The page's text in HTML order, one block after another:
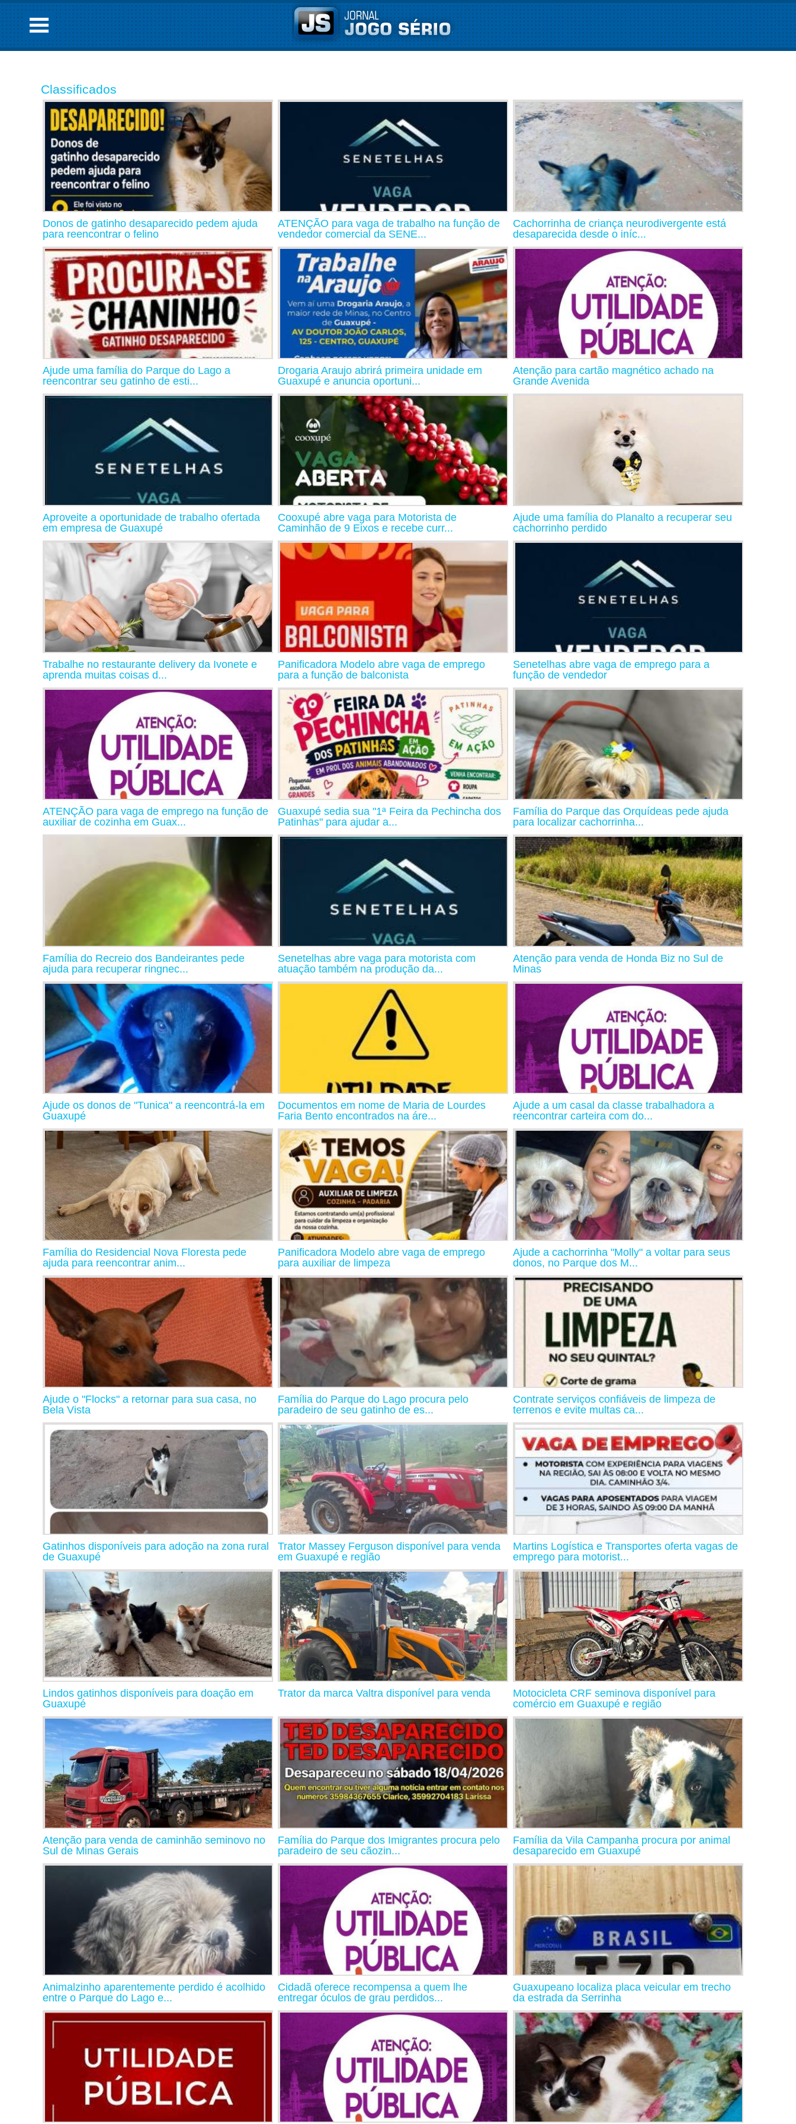
Classificados
Donos de gatinho desaparecido pedem ajuda
para reencontrar o felino
ATENÇÃO para vaga de trabalho na função de
vendedor comercial da SENE...
Cachorrinha de criança neurodivergente está
desaparecida desde o iníc...
Ajude uma família do Parque do Lago a
reencontrar seu gatinho de esti...
Drogaria Araujo abrirá primeira unidade em
Guaxupé e anuncia oportuni...
Atenção para cartão magnético achado na
Grande Avenida
Aproveite a oportunidade de trabalho ofertada
em empresa de Guaxupé
Cooxupé abre vaga para Motorista de
Caminhão de 9 Eixos e recebe curr...
Ajude uma família do Planalto a recuperar seu
cachorrinho perdido
Trabalhe no restaurante delivery da Ivonete e
aprenda muitas coisas d...
Panificadora Modelo abre vaga de emprego
para a função de balconista
Senetelhas abre vaga de emprego para a
função de vendedor
ATENÇÃO para vaga de emprego na função de
auxiliar de cozinha em Guax...
Guaxupé sedia sua "1ª Feira da Pechincha dos
Patinhas" para ajudar a...
Família do Parque das Orquídeas pede ajuda
para localizar cachorrinha...
Família do Recreio dos Bandeirantes pede
ajuda para recuperar ringnec...
Senetelhas abre vaga para motorista com
atuação também na produção da...
Atenção para venda de Honda Biz no Sul de
Minas
Ajude os donos de "Tunica" a reencontrá-la em
Guaxupé
Documentos em nome de Maria de Lourdes
Faria Bento encontrados na áre...
Ajude a um casal da classe trabalhadora a
reencontrar carteira com do...
Família do Residencial Nova Floresta pede
ajuda para reencontrar anim...
Panificadora Modelo abre vaga de emprego
para auxiliar de limpeza
Ajude a cachorrinha "Molly" a voltar para seus
donos, no Parque dos M...
Ajude o "Flocks" a retornar para sua casa, no
Bela Vista
Família do Parque do Lago procura pelo
paradeiro de seu gatinho de es...
Contrate serviços confiáveis de limpeza de
terrenos e evite multas ca...
Gatinhos disponíveis para adoção na zona rural
de Guaxupé
Trator Massey Ferguson disponível para venda
em Guaxupé e região
Martins Logística e Transportes oferta vagas de
emprego para motorist...
Lindos gatinhos disponíveis para doação em
Guaxupé
Trator da marca Valtra disponível para venda
Motocicleta CRF seminova disponível para
comércio em Guaxupé e região
Atenção para venda de caminhão seminovo no
Sul de Minas Gerais
Família do Parque dos Imigrantes procura pelo
paradeiro de seu cãozin...
Família da Vila Campanha procura por animal
desaparecido em Guaxupé
Animalzinho aparentemente perdido é acolhido
entre o Parque do Lago e...
Cidadã oferece recompensa a quem lhe
entregar óculos de grau perdidos...
Guaxupeano localiza placa veicular em trecho
da estrada da Serrinha